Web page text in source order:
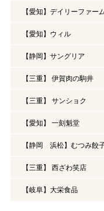
【愛知】デイリーファー
【愛知】ウィル
【静岡】サングリア
【三重】 伊賀肉の駒井
【三重】 サンショク
【愛知】 一刻魁堂
【静岡 浜松】むつみ餃
【三重】 西ざわ笑店
【岐阜】大栄食品